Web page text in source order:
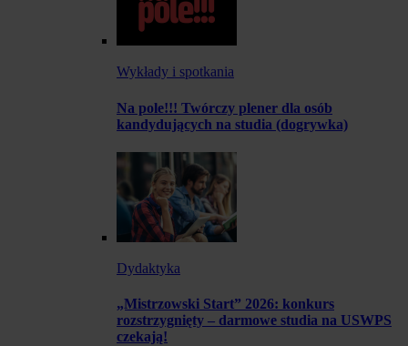
Wykłady i spotkania
Na pole!!! Twórczy plener dla osób
kandydujących na studia (dogrywka)
Dydaktyka
„Mistrzowski Start” 2026: konkurs
rozstrzygnięty – darmowe studia na USWPS
czekają!